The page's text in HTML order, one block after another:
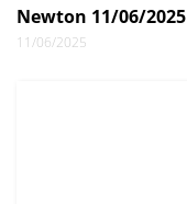
Newton 11/06/2025
11/06/2025